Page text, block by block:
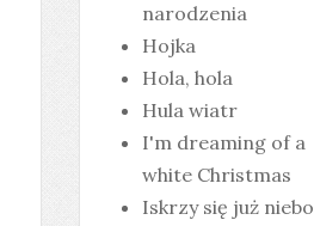
narodzenia
Hojka
Hola, hola
Hula wiatr
I'm dreaming of a
white Christmas
Iskrzy się już niebo